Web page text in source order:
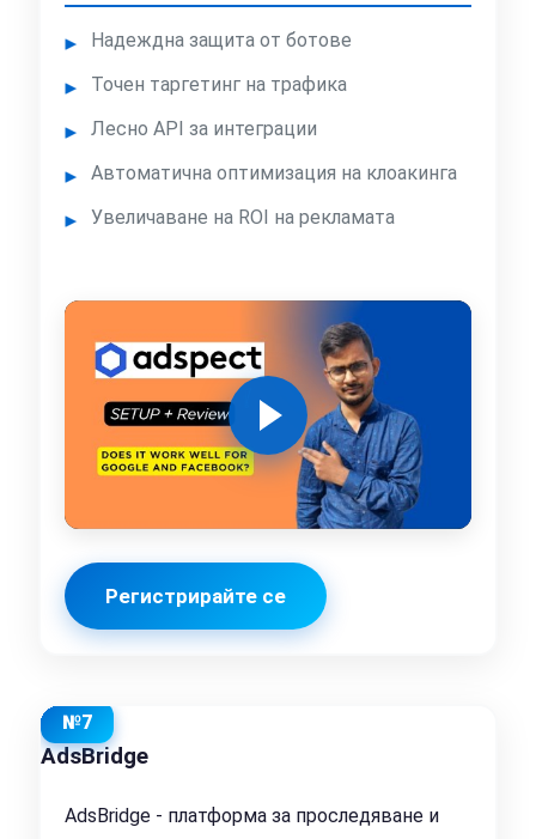
Надеждна защита от ботове
Точен таргетинг на трафика
Лесно API за интеграции
Автоматична оптимизация на клоакинга
Увеличаване на ROI на рекламата
Регистрирайте се
№7
AdsBridge
AdsBridge - платформа за проследяване и